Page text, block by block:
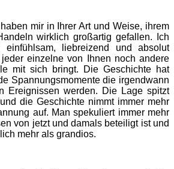
mir in Ihrer Art und Weise, ihrem
wirklich großartig gefallen. Ich
liebreizend und absolut
einzelne von Ihnen noch andere
mit sich bringt. Die Geschichte hat
Spannungsmomente die irgendwann
Ereignissen werden. Die Lage spitzt
die Geschichte nimmt immer mehr
auf. Man spekuliert immer mehr
von jetzt und damals beteiligt ist und
mehr als grandios.